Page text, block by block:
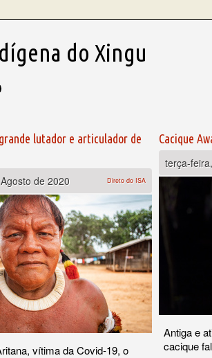
do Xingu
lutador e articulador de
de 2020
Direto do ISA
vítima da Covid-19, o
Cacique
terça-
Antiga e
cacique